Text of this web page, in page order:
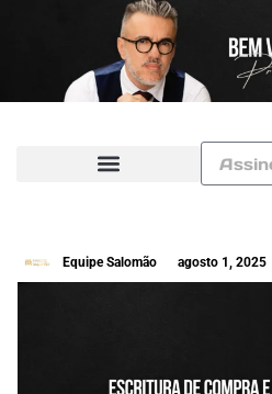
Equipe Salomão agosto 1, 2025